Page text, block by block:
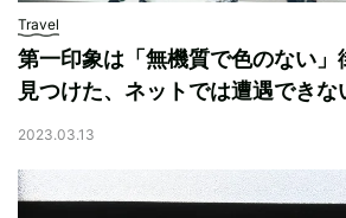
Travel
第一印象は「無機質で色のない
見つけた、ネットでは遭遇できな
2023.03.13